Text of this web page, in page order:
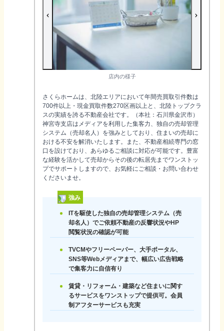
店内の様子
さくらホームは、北陸エリアにおいて年間売買取引件数は
700件以上・現金買取件数270区画以上と、北陸トップクラ
スの実績を誇る不動産会社です。（本社：石川県金沢市）
神宮寺支店はメディアを利用した集客力、独自の売却管理
システム（売却名人）を強みとしており、住まいの売却に
おける不安を解消いたします。また、不動産相続専門の窓
口を設けており、あらゆるご相談に対応が可能です。豊富
な経験を活かして売却からその後の転居先までワンストッ
プでサポートしますので、お気軽にご相談・お問い合わせ
くださいませ。
強み
ITを駆使した独自の売却管理システム（売
却名人）でご依頼不動産の反響状況やHP
閲覧状況の確認が可能
TVCMやフリーペーパー、大手ポータル、
SNS等Webメディアまで、幅広い広告戦略
で集客力に自信有り
賃貸・リフォーム・建築など住まいに関す
るサービスをワンストップで提供可。会員
制アフターサービスも充実